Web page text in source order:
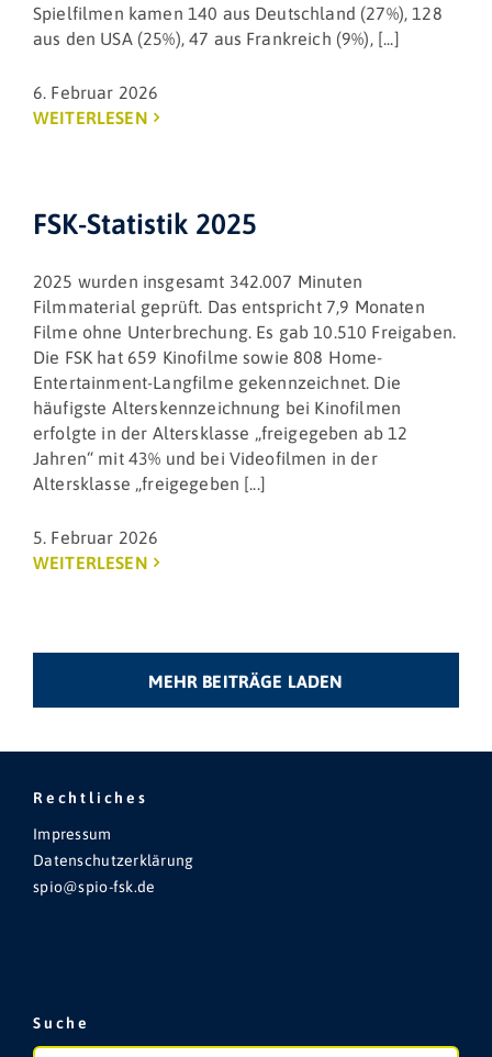
Spielfilmen kamen 140 aus Deutschland (27%), 128
aus den USA (25%), 47 aus Frankreich (9%), [...]
6. Februar 2026
WEITERLESEN
FSK-Statistik 2025
2025 wurden insgesamt 342.007 Minuten
Filmmaterial geprüft. Das entspricht 7,9 Monaten
Filme ohne Unterbrechung. Es gab 10.510 Freigaben.
Die FSK hat 659 Kinofilme sowie 808 Home-
Entertainment-Langfilme gekennzeichnet. Die
häufigste Alterskennzeichnung bei Kinofilmen
erfolgte in der Altersklasse „freigegeben ab 12
Jahren“ mit 43% und bei Videofilmen in der
Altersklasse „freigegeben [...]
5. Februar 2026
WEITERLESEN
MEHR BEITRÄGE LADEN
Rechtliches
Impressum
Datenschutzerklärung
spio@spio-fsk.de
Suche